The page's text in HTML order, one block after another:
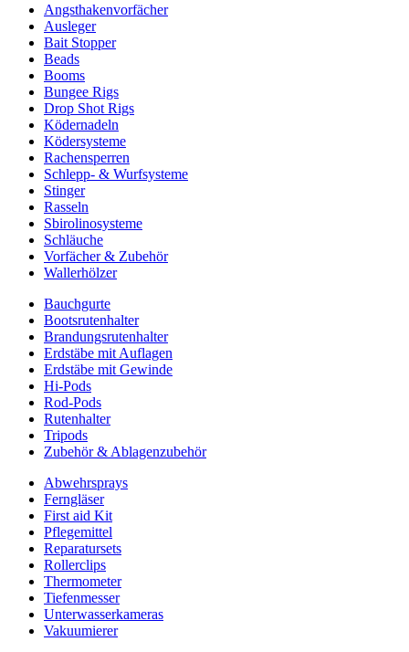
Angsthakenvorfächer
Ausleger
Bait Stopper
Beads
Booms
Bungee Rigs
Drop Shot Rigs
Ködernadeln
Ködersysteme
Rachensperren
Schlepp- & Wurfsysteme
Stinger
Rasseln
Sbirolinosysteme
Schläuche
Vorfächer & Zubehör
Wallerhölzer
Bauchgurte
Bootsrutenhalter
Brandungsrutenhalter
Erdstäbe mit Auflagen
Erdstäbe mit Gewinde
Hi-Pods
Rod-Pods
Rutenhalter
Tripods
Zubehör & Ablagenzubehör
Abwehrsprays
Ferngläser
First aid Kit
Pflegemittel
Reparatursets
Rollerclips
Thermometer
Tiefenmesser
Unterwasserkameras
Vakuumierer